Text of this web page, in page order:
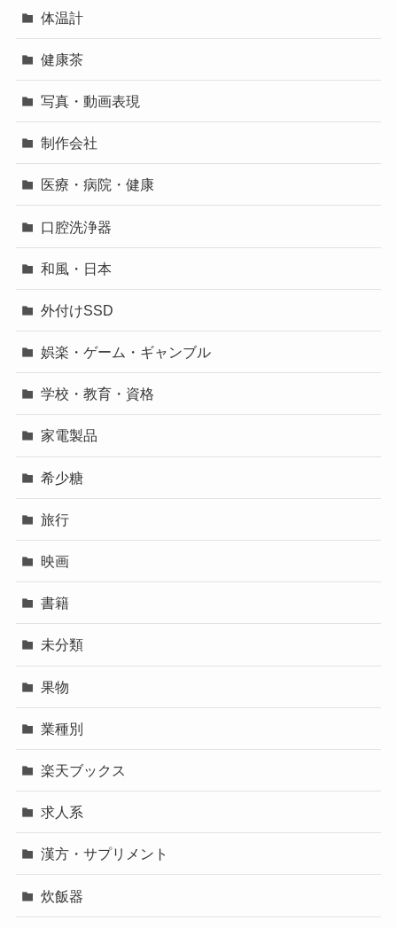
体温計
健康茶
写真・動画表現
制作会社
医療・病院・健康
口腔洗浄器
和風・日本
外付けSSD
娯楽・ゲーム・ギャンブル
学校・教育・資格
家電製品
希少糖
旅行
映画
書籍
未分類
果物
業種別
楽天ブックス
求人系
漢方・サプリメント
炊飯器